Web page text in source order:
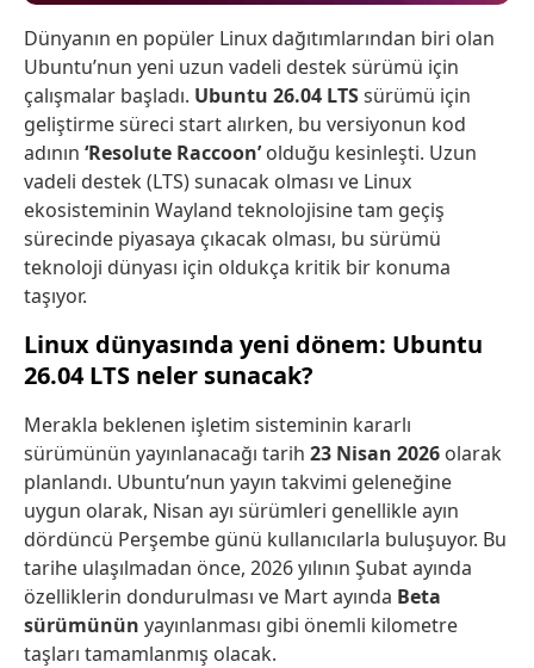
Dünyanın en popüler Linux dağıtımlarından biri olan
Ubuntu’nun yeni uzun vadeli destek sürümü için
çalışmalar başladı. Ubuntu 26.04 LTSsürümü için
geliştirme süreci start alırken, bu versiyonun kod
adının ‘Resolute Raccoon’olduğu kesinleşti. Uzun
vadeli destek (LTS) sunacak olması ve Linux
ekosisteminin Wayland teknolojisine tam geçiş
sürecinde piyasaya çıkacak olması, bu sürümü
teknoloji dünyası için oldukça kritik bir konuma
taşıyor.
Linux dünyasında yeni dönem: Ubuntu
26.04 LTS neler sunacak?
Merakla beklenen işletim sisteminin kararlı
sürümünün yayınlanacağı tarih 23 Nisan 2026 olarak
planlandı. Ubuntu’nun yayın takvimi geleneğine
uygun olarak, Nisan ayı sürümleri genellikle ayın
dördüncü Perşembe günü kullanıcılarla buluşuyor. Bu
tarihe ulaşılmadan önce, 2026 yılının Şubat ayında
özelliklerin dondurulması ve Mart ayında Beta
sürümünün yayınlanması gibi önemli kilometre
taşları tamamlanmış olacak.